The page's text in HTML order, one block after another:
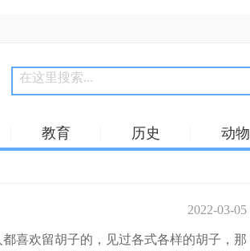
教育 历史 动物
2022-03-05
12:55:33
喜欢留胡子的，见过各式各样的胡子，那